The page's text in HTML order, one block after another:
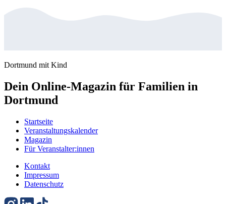
Dortmund mit Kind
Dein Online-Magazin für Familien in
Dortmund
Startseite
Veranstaltungskalender
Magazin
Für Veranstalter:innen
Kontakt
Impressum
Datenschutz